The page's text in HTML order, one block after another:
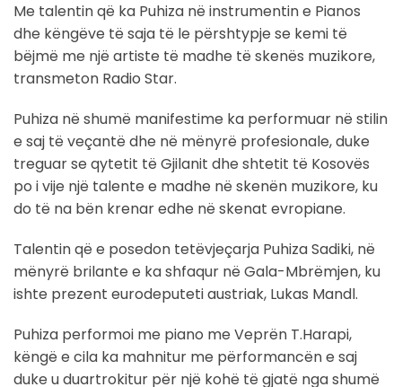
Me talentin që ka Puhiza në instrumentin e Pianos
dhe këngëve të saja të le përshtypje se kemi të
bëjmë me një artiste të madhe të skenës muzikore,
transmeton Radio Star.
Puhiza në shumë manifestime ka performuar në stilin
e saj të veçantë dhe në mënyrë profesionale, duke
treguar se qytetit të Gjilanit dhe shtetit të Kosovës
po i vije një talente e madhe në skenën muzikore, ku
do të na bën krenar edhe në skenat evropiane.
Talentin që e posedon tetëvjeçarja Puhiza Sadiki, në
mënyrë brilante e ka shfaqur në Gala-Mbrëmjen, ku
ishte prezent eurodeputeti austriak, Lukas Mandl.
Puhiza performoi me piano me Veprën T.Harapi,
këngë e cila ka mahnitur me përformancën e saj
duke u duartrokitur për një kohë të gjatë nga shumë